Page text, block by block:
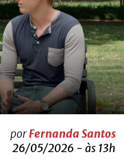
porFernanda Santos
26/05/2026 - às 13h